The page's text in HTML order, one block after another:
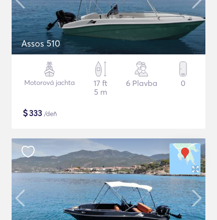
Assos 510
Motorová jachta
17 ft
5 m
6 Plavba 0
$333 /deň